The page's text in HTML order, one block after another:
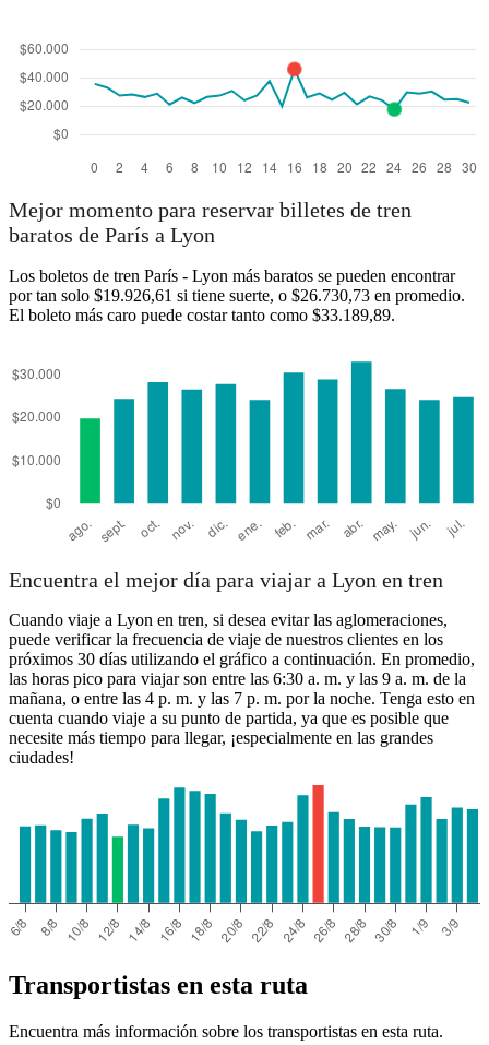
Mejor momento para reservar billetes de tren
baratos de París a Lyon
Los boletos de tren París - Lyon más baratos se pueden encontrar
por tan solo $19.926,61 si tiene suerte, o $26.730,73 en promedio.
El boleto más caro puede costar tanto como $33.189,89.
Encuentra el mejor día para viajar a Lyon en tren
Cuando viaje a Lyon en tren, si desea evitar las aglomeraciones,
puede verificar la frecuencia de viaje de nuestros clientes en los
próximos 30 días utilizando el gráfico a continuación. En promedio,
las horas pico para viajar son entre las 6:30 a. m. y las 9 a. m. de la
mañana, o entre las 4 p. m. y las 7 p. m. por la noche. Tenga esto en
cuenta cuando viaje a su punto de partida, ya que es posible que
necesite más tiempo para llegar, ¡especialmente en las grandes
ciudades!
Transportistas en esta ruta
Encuentra más información sobre los transportistas en esta ruta.